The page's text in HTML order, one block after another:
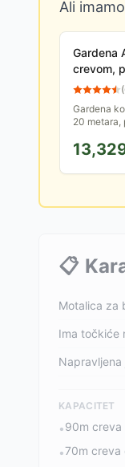
Ali imamo
Gardena
crevom,
18502-
(
Gardena
20 metara,
prskalica.
📋
Motalica za
Ima točkiće
KAPACITET
•90m creva
•70m creva